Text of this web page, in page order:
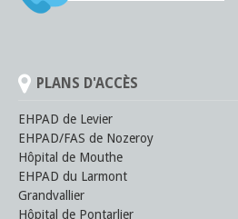
PLANS D'ACCÈS
EHPAD de Levier
EHPAD/FAS de Nozeroy
Hôpital de Mouthe
EHPAD du Larmont
Grandvallier
Hôpital de Pontarlier